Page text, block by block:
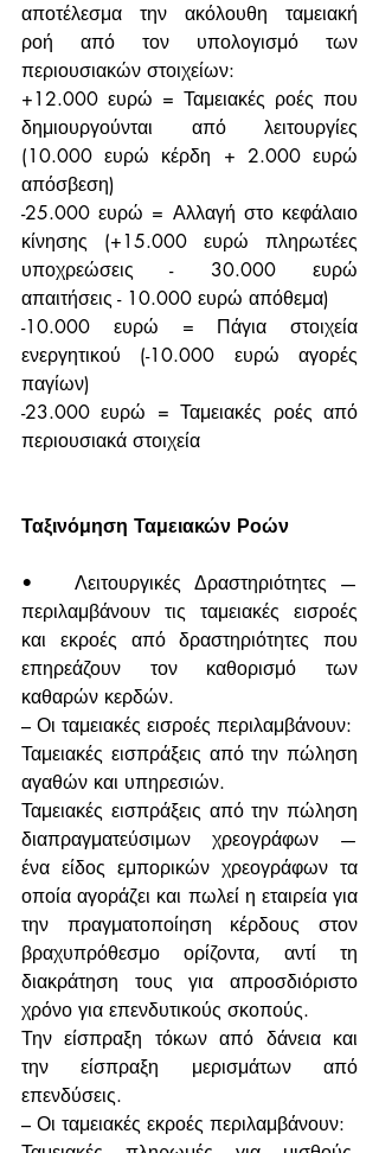
αποτέλεσμα την ακόλουθη ταμειακή
ροή από τον υπολογισμό των
περιουσιακών στοιχείων:
+12.000 ευρώ = Ταμειακές ροές που
δημιουργούνται από λειτουργίες
(10.000 ευρώ κέρδη + 2.000 ευρώ
απόσβεση)
-25.000 ευρώ = Αλλαγή στο κεφάλαιο
κίνησης (+15.000 ευρώ πληρωτέες
υποχρεώσεις - 30.000 ευρώ
απαιτήσεις - 10.000 ευρώ απόθεμα)
-10.000 ευρώ = Πάγια στοιχεία
ενεργητικού (-10.000 ευρώ αγορές
παγίων)
-23.000 ευρώ = Ταμειακές ροές από
περιουσιακά στοιχεία
Ταξινόμηση Ταμειακών Ροών
•	Λειτουργικές Δραστηριότητες —
περιλαμβάνουν τις ταμειακές εισροές
και εκροές από δραστηριότητες που
επηρεάζουν τον καθορισμό των
καθαρών κερδών.
– Οι ταμειακές εισροές περιλαμβάνουν:
Ταμειακές εισπράξεις από την πώληση
αγαθών και υπηρεσιών.
Ταμειακές εισπράξεις από την πώληση
διαπραγματεύσιμων χρεογράφων —
ένα είδος εμπορικών χρεογράφων τα
οποία αγοράζει και πωλεί η εταιρεία για
την πραγματοποίηση κέρδους στον
βραχυπρόθεσμο ορίζοντα, αντί τη
διακράτηση τους για απροσδιόριστο
χρόνο για επενδυτικούς σκοπούς.
Την είσπραξη τόκων από δάνεια και
την είσπραξη μερισμάτων από
επενδύσεις.
– Οι ταμειακές εκροές περιλαμβάνουν: